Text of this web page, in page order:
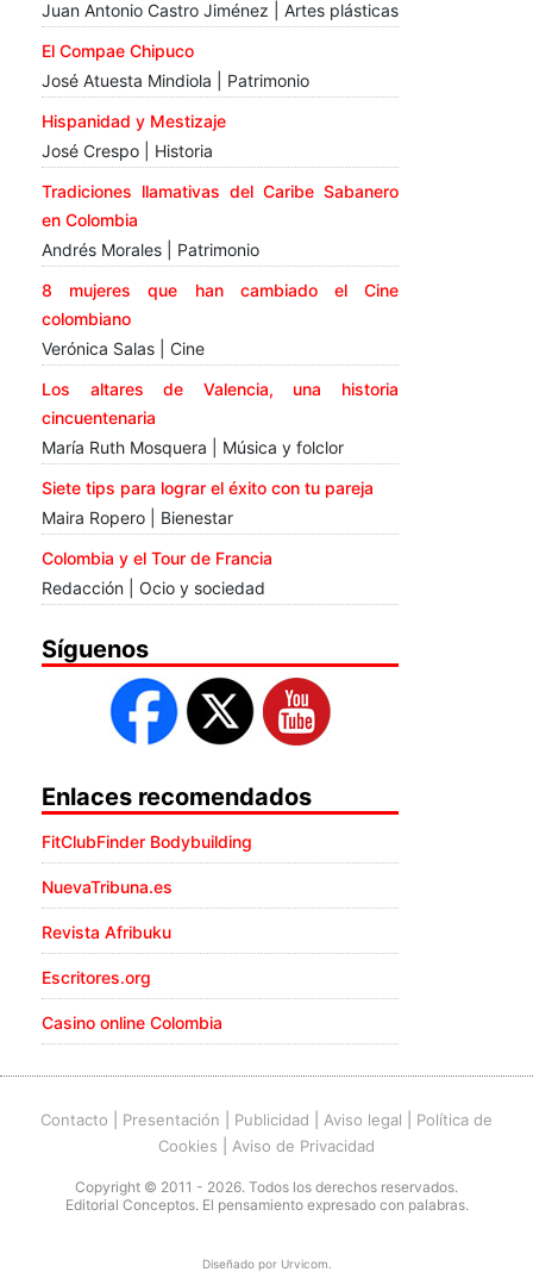
Juan Antonio Castro Jiménez | Artes plásticas
El Compae Chipuco
José Atuesta Mindiola | Patrimonio
Hispanidad y Mestizaje
José Crespo | Historia
Tradiciones llamativas del Caribe Sabanero
en Colombia
Andrés Morales | Patrimonio
8 mujeres que han cambiado el Cine
colombiano
Verónica Salas | Cine
Los altares de Valencia, una historia
cincuentenaria
María Ruth Mosquera | Música y folclor
Siete tips para lograr el éxito con tu pareja
Maira Ropero | Bienestar
Colombia y el Tour de Francia
Redacción | Ocio y sociedad
Síguenos
Enlaces recomendados
FitClubFinder Bodybuilding
NuevaTribuna.es
Revista Afribuku
Escritores.org
Casino online Colombia
Contacto Presentación Publicidad Aviso legal
Política de
Cookies
Aviso de Privacidad
Copyright © 2011 - 2026. Todos los derechos reservados.
Editorial Conceptos. El pensamiento expresado con palabras.
Diseñado por Urvicom